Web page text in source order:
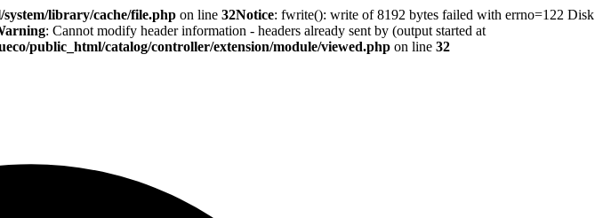
library/cache/file.php on line 32Notice: fwrite(): write of 8192 bytes failed with errno=122 Disk
: Cannot modify header information - headers already sent by (output started at
public_html/catalog/controller/extension/module/viewed.php on line 32